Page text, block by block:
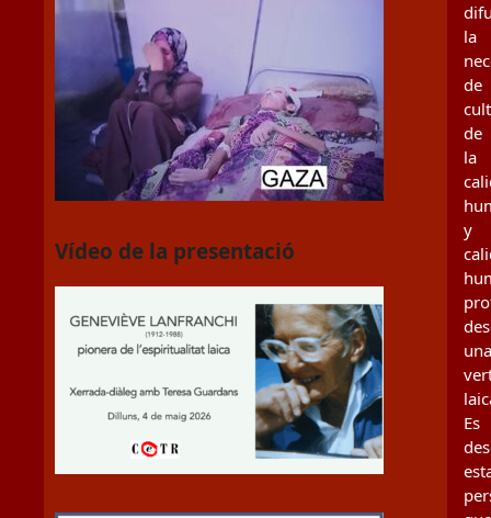
Vídeo de la presentació
la
de
de
la
y
una
Es